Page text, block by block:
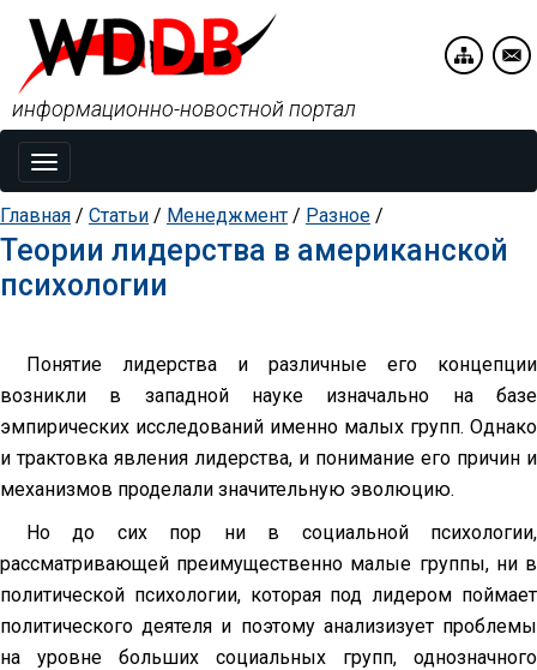
Toggle
navigation
информационно-новостной портал
Главная / Статьи / Менеджмент / Разное /
Теории лидерства в американской
психологии
Понятие лидерства и различные его концепции
возникли в западной науке изначально на базе
эмпирических исследований именно малых групп. Однако
и трактовка явления лидерства, и понимание его причин и
механизмов проделали значительную эволюцию.
Но до сих пор ни в социальной психологии,
рассматривающей преимущественно малые группы, ни в
политической психологии, которая под лидером поймает
политического деятеля и поэтому анализизует проблемы
на уровне больших социальных групп, однозначного